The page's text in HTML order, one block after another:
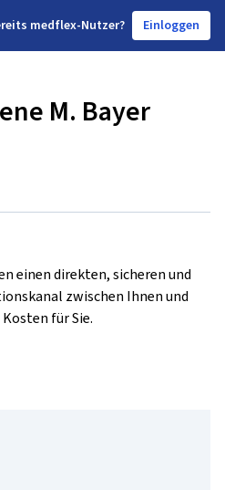
medflex-Nutzer? Einloggen
M. Bayer
einen direkten, sicheren und
zwischen Ihnen und
für Sie.